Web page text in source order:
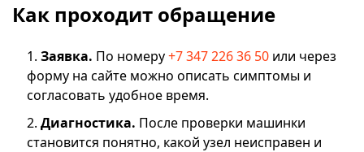
Как проходит обращение
Заявка. По номеру+7 347 226 36 50 или через
форму на сайте можно описать симптомы и
согласовать удобное время.
Диагностика. После проверки машинки
становится понятно, какой узел неисправен и